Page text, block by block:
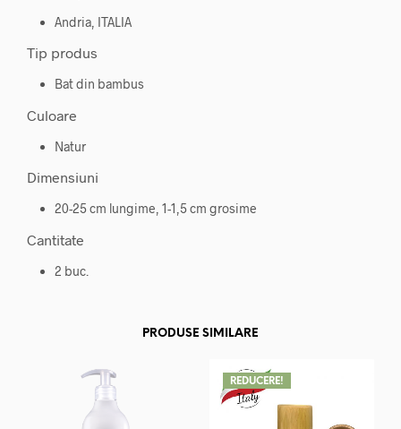
Andria, ITALIA
Tip produs
Bat din bambus
Culoare
Natur
Dimensiuni
20-25 cm lungime, 1-1,5 cm grosime
Cantitate
2 buc.
PRODUSE SIMILARE
REDUCERE!